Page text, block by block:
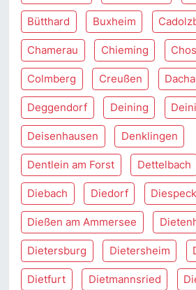
Bütthard Buxheim
Chamerau Chieming
Colmberg Creußen
Deggendorf Deining
Deisenhausen Denklingen
Dentlein am Forst Dettelbach
Diebach Diedorf Diespeck
Dießen am Ammersee
Dietersburg Dietersheim
Dietfurt Dietmannsried